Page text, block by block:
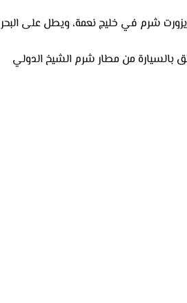
شرم في خليج نعمة، ويطل على البحر